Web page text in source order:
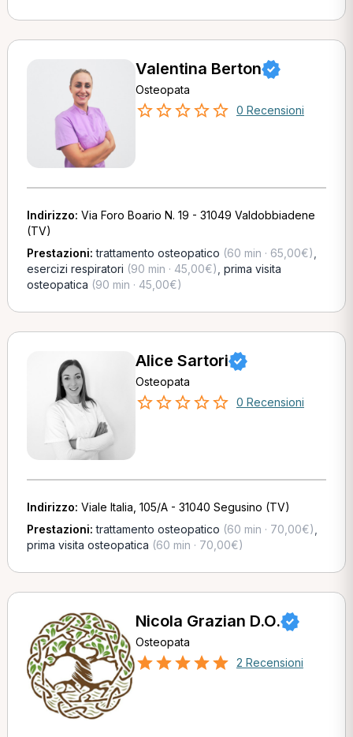
Valentina Berton
Osteopata
0 Recensioni
Indirizzo: Via Foro Boario N. 19 - 31049 Valdobbiadene
(TV)
Prestazioni:trattamento osteopatico (60 min · 65,00€)
esercizi respiratori (90 min · 45,00€) prima visita
osteopatica (90 min · 45,00€)
Alice Sartori
Osteopata
0 Recensioni
Indirizzo: Viale Italia, 105/A - 31040 Segusino (TV)
Prestazioni:trattamento osteopatico (60 min · 70,00€)
prima visita osteopatica (60 min · 70,00€)
Nicola Grazian D.O.
Osteopata
2 Recensioni